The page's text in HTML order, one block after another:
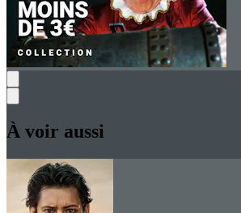
À voir aussi